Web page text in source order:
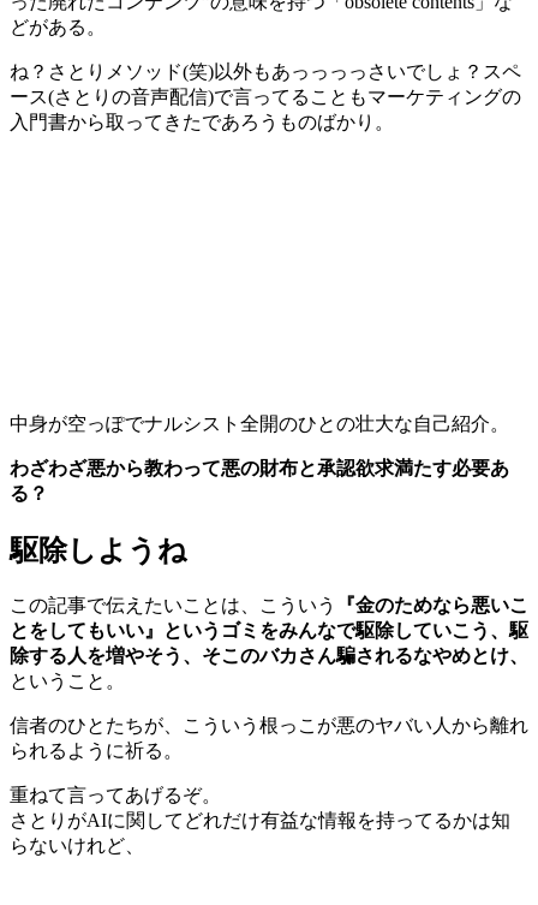
どがある。
ね？さとりメソッド(笑)以外もあっっっっさいでしょ？スペ
ース(さとりの音声配信)で言ってることもマーケティングの
入門書から取ってきたであろうものばかり。
中身が空っぽでナルシスト全開のひとの壮大な自己紹介。
わざわざ悪から教わって悪の財布と承認欲求満たす必要あ
る？
駆除しようね
この記事で伝えたいことは、こういう
『金のためなら悪いこ
とをしてもいい』というゴミをみんなで駆除していこう、駆
除する人を増やそう、そこのバカさん騙されるなやめとけ、
ということ。
信者のひとたちが、こういう根っこが悪のヤバい人から離れ
られるように祈る。
重ねて言ってあげるぞ。
さとりがAIに関してどれだけ有益な情報を持ってるかは知
らないけれど、